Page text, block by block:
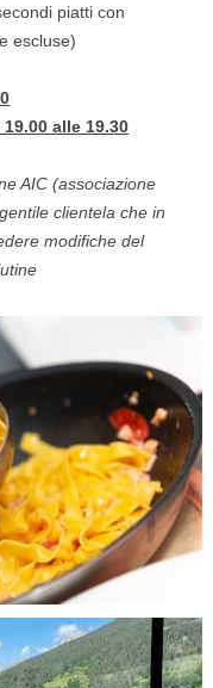
piatti con
escluse)
alle 19.30
AIC (associazione
clientela che in
modifiche del